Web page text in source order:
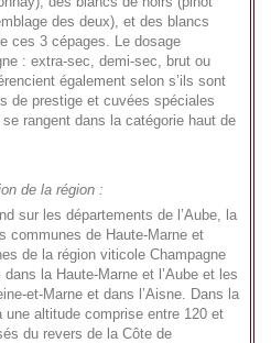
des deux), et des blancs
ces 3 cépages. Le dosage
: extra-sec, demi-sec, brut ou
également selon s’ils sont
de prestige et cuvées spéciales
rangent dans la catégorie haut de
de la région :
sur les départements de l’Aube, la
communes de Haute-Marne et
de la région viticole Champagne
la Haute-Marne et l’Aube et les
et-Marne et dans l’Aisne. Dans la
altitude comprise entre 120 et
du revers de la Côte de